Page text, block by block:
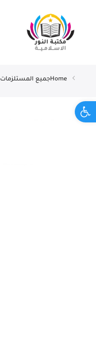
Open toolbar
Homeجميع المستلزمات